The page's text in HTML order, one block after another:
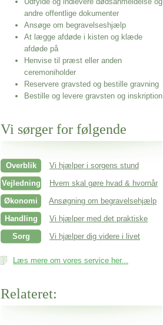
andre offentlige dokumenter
Ansøge om begravelseshjælp
At lægge afdøde i kisten og klæde
afdøde på
Henvise til præst eller anden
ceremoniholder
Reservere gravsted og bestille gravning
Bestille og levere gravsten og inskription
Vi sørger for følgende
Overblik
Vi hjælper i sorgens stund
Vejledning
Hvem skal gøre hvad & hvornår
Økonomi
Ansøgning om begravelsehjælp
Handling
Vi hjælper med det praktiske
Sorg
Vi hjælper dig videre i livet
Læs mere om vores service her...
Relateret: